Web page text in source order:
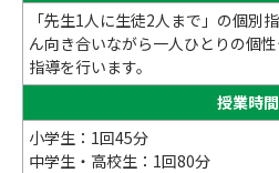
「先生1人に生徒2人まで」の個別
ん向き合いながら一人ひとりの個
指導を行います。
授業時間
小学生：1回45分
中学生・高校生：1回80分